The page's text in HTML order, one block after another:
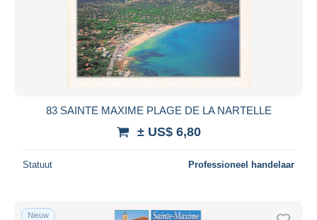
83 SAINTE MAXIME PLAGE DE LA NARTELLE
± US$ 6,80
Statuut Professioneel handelaar
Nieuw